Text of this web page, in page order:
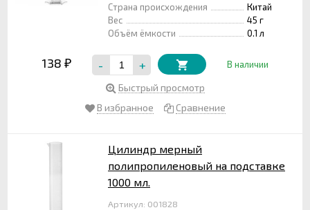
Страна происхождения
Китай
Вес
45 г
Объём ёмкости
0.1 л
138 ₽ - + В наличии
Быстрый просмотр
В избранное
Сравнение
Цилиндр мерный
полипропиленовый на подставке
1000 мл.
Артикул: 001828